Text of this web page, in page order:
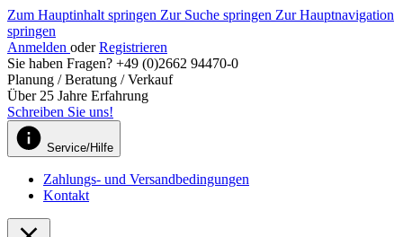
Zum Hauptinhalt springen Zur Suche springen Zur Hauptnavigation
springen
Anmelden oder Registrieren
Sie haben Fragen? +49 (0)2662 94470-0
Planung / Beratung / Verkauf
Über 25 Jahre Erfahrung
Schreiben Sie uns!
Service/Hilfe
Zahlungs- und Versandbedingungen
Kontakt